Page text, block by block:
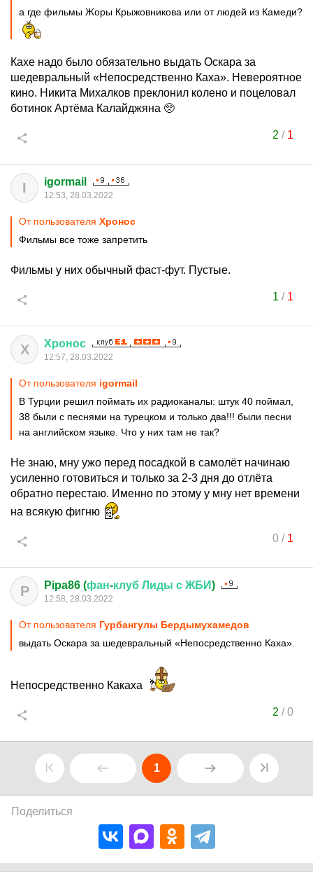
а где фильмы Жоры Крыжовникова или от людей из Камеди?
Кахе надо было обязательно выдать Оскара за
шедевральный «Непосредственно Каха». Невероятное
кино. Никита Михалков преклонил колено и поцеловал
ботинок Артёма Калайджяна 🥺
2 / 1
I igormail
12:53, 28.03.2022
От пользователя Хронос
Фильмы все тоже запретить
Фильмы у них обычный фаст-фут. Пустые.
1 / 1
Х Хронос
12:57, 28.03.2022
От пользователя igormail
В Турции решил поймать их радиоканалы: штук 40 поймал,
38 были с песнями на турецком и только два!!! были песни
на английском языке. Что у них там не так?
Не знаю, мну ужо перед посадкой в самолёт начинаю
усиленно готовиться и только за 2-3 дня до отлёта
обратно перестаю. Именно по этому у мну нет времени
на всякую фигню
0/ 1
P Pipa86 (фан-клуб Лиды с ЖБИ)
12:58, 28.03.2022
От пользователя Гурбангулы Бердымухамедов
выдать Оскара за шедевральный «Непосредственно Каха».
Непосредственно Какаха
2 /0
1
Поделиться